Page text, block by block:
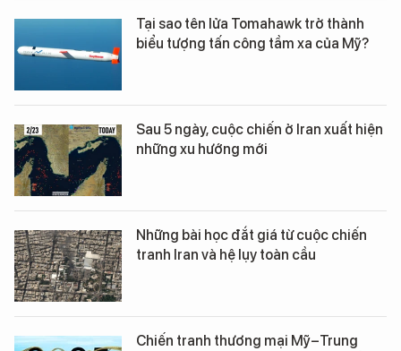
Tại sao tên lửa Tomahawk trở thành
biểu tượng tấn công tầm xa của Mỹ?
Sau 5 ngày, cuộc chiến ở Iran xuất hiện
những xu hướng mới
Những bài học đắt giá từ cuộc chiến
tranh Iran và hệ lụy toàn cầu
Chiến tranh thương mại Mỹ–Trung